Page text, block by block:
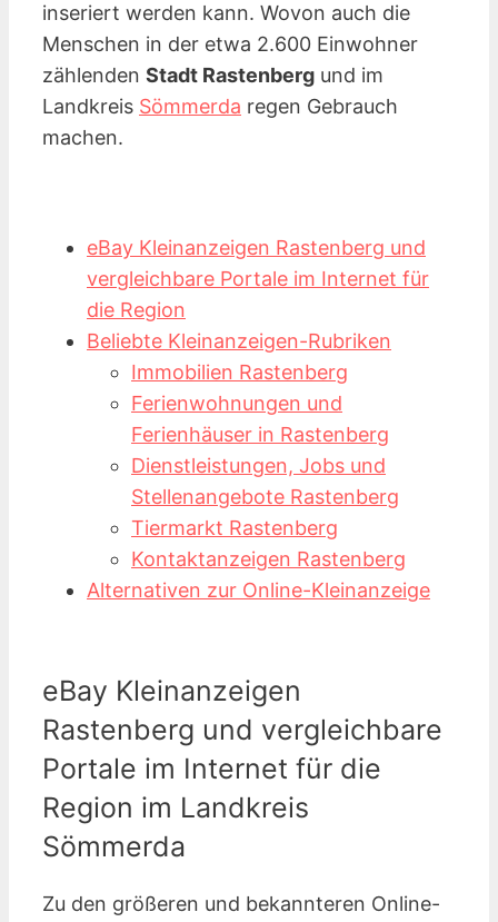
inseriert werden kann. Wovon auch die
Menschen in der etwa 2.600 Einwohner
zählenden Stadt Rastenberg und im
Landkreis Sömmerda regen Gebrauch
machen.
eBay Kleinanzeigen Rastenberg und
vergleichbare Portale im Internet für
die Region
Beliebte Kleinanzeigen-Rubriken
Immobilien Rastenberg
Ferienwohnungen und
Ferienhäuser in Rastenberg
Dienstleistungen, Jobs und
Stellenangebote Rastenberg
Tiermarkt Rastenberg
Kontaktanzeigen Rastenberg
Alternativen zur Online-Kleinanzeige
eBay Kleinanzeigen
Rastenberg und vergleichbare
Portale im Internet für die
Region im Landkreis
Sömmerda
Zu den größeren und bekannteren Online-